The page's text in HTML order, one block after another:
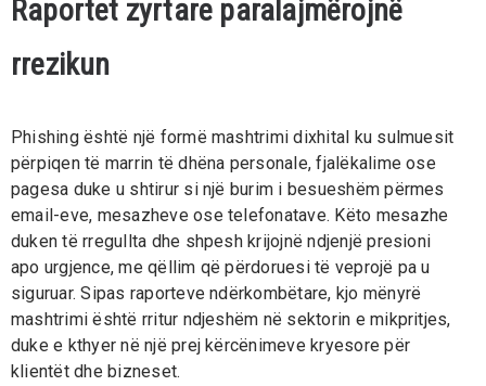
Raportet zyrtare paralajmërojnë
rrezikun
Phishing është një formë mashtrimi dixhital ku sulmuesit
përpiqen të marrin të dhëna personale, fjalëkalime ose
pagesa duke u shtirur si një burim i besueshëm përmes
email-eve, mesazheve ose telefonatave. Këto mesazhe
duken të rregullta dhe shpesh krijojnë ndjenjë presioni
apo urgjence, me qëllim që përdoruesi të veprojë pa u
siguruar. Sipas raporteve ndërkombëtare, kjo mënyrë
mashtrimi është rritur ndjeshëm në sektorin e mikpritjes,
duke e kthyer në një prej kërcënimeve kryesore për
klientët dhe bizneset.